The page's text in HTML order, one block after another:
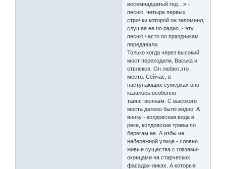
восемнадцатый год…» -
песню, четыре первых
строчки которой он запомнил,
слушая ее по радио, - эту
песню часто по праздникам
передавали.
Только когда через высокий
мост переходили, Васька и
отвлекся. Он любил это
место. Сейчас, в
наступающих сумерках оно
казалось особенно
таинственным. С высокого
моста далеко было видно. А
внизу - колдовская вода в
реке, колдовские травы по
берегам ее. А избы на
набережной улице - словно
живые существа с глазами-
оконцами на старческих
фасадах-ликах. А которые